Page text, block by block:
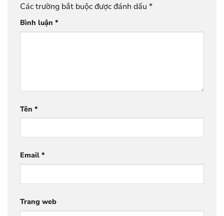
Các trường bắt buộc được đánh dấu *
Bình luận *
Tên *
Email *
Trang web